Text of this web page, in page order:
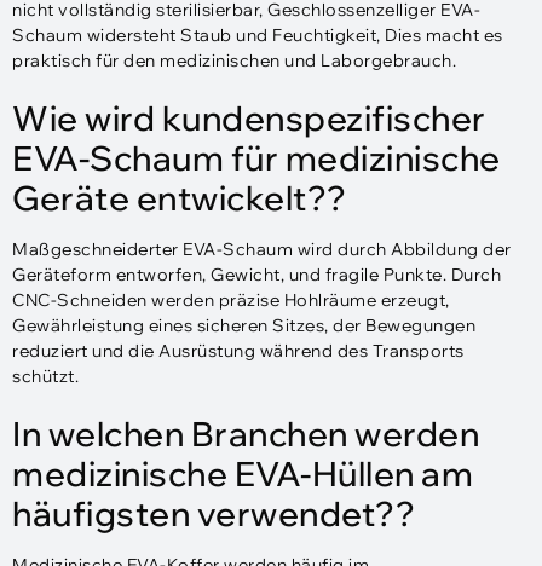
nicht vollständig sterilisierbar, Geschlossenzelliger EVA-
Schaum widersteht Staub und Feuchtigkeit, Dies macht es
praktisch für den medizinischen und Laborgebrauch.
Wie wird kundenspezifischer
EVA-Schaum für medizinische
Geräte entwickelt??
Maßgeschneiderter EVA-Schaum wird durch Abbildung der
Geräteform entworfen, Gewicht, und fragile Punkte. Durch
CNC-Schneiden werden präzise Hohlräume erzeugt,
Gewährleistung eines sicheren Sitzes, der Bewegungen
reduziert und die Ausrüstung während des Transports
schützt.
In welchen Branchen werden
medizinische EVA-Hüllen am
häufigsten verwendet??